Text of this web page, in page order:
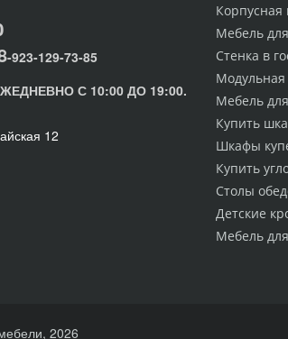
Корпусная
Мебель
Стенка в
Модульная
Мебель
Купить
Шкафы
Купить
Столы
Детские
Мебель
-923-129-73-85
С 10:00 ДО 19:00.
12
2026